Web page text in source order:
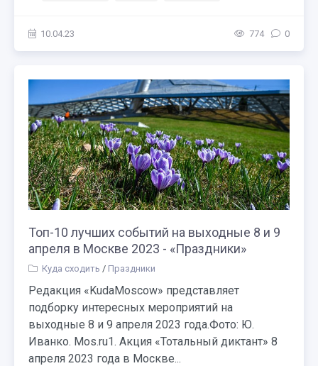
10.04.23 774 0
Топ-10 лучших событий на выходные 8 и 9
апреля в Москве 2023 - «Праздники»
Куда сходить / Праздники
Редакция «KudaMoscow» представляет
подборку интересных мероприятий на
выходные 8 и 9 апреля 2023 года.Фото: Ю.
Иванко. Mos.ru1. Акция «Тотальный диктант» 8
апреля 2023 года в Москве...